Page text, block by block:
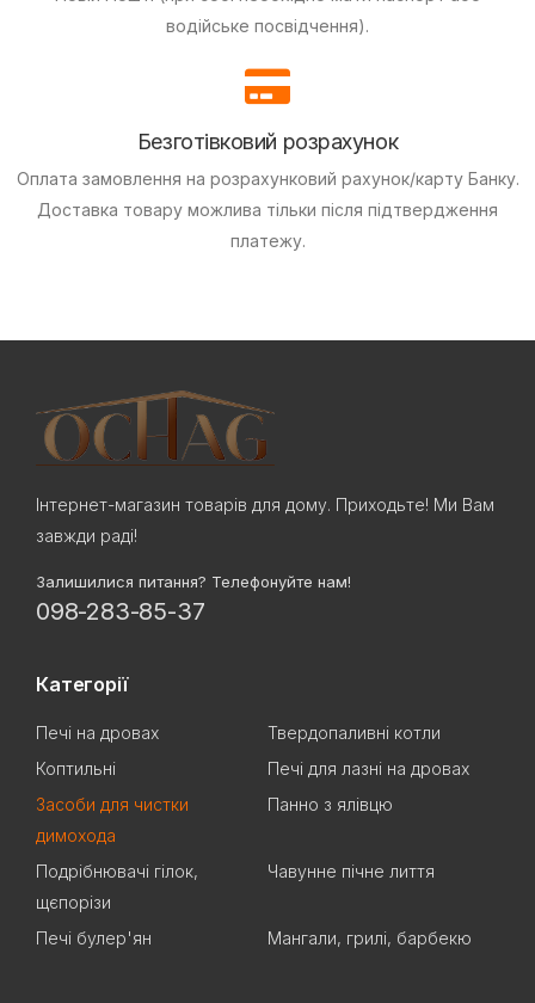
водійське посвідчення).
Безготівковий розрахунок
Оплата замовлення на розрахунковий рахунок/карту Банку.
Доставка товару можлива тільки після підтвердження
платежу.
Інтернет-магазин товарів для дому. Приходьте! Ми Вам
завжди раді!
Залишилися питання? Телефонуйте нам!
098-283-85-37
Категорії
Печі на дровах
Твердопаливні котли
Коптильні
Печі для лазні на дровах
Засоби для чистки
димохода
Панно з ялівцю
Подрібнювачі гілок,
щєпорізи
Чавунне пічне лиття
Печі булер'ян Мангали, грилі, барбекю